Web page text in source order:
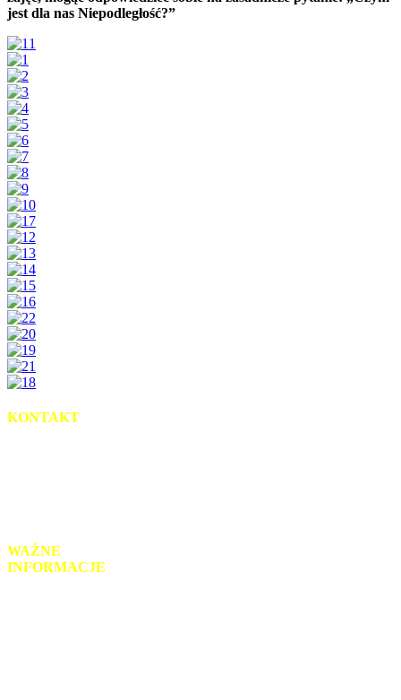
jest dla nas Niepodległość?”
KONTAKT
WAŻNE
INFORMACJE